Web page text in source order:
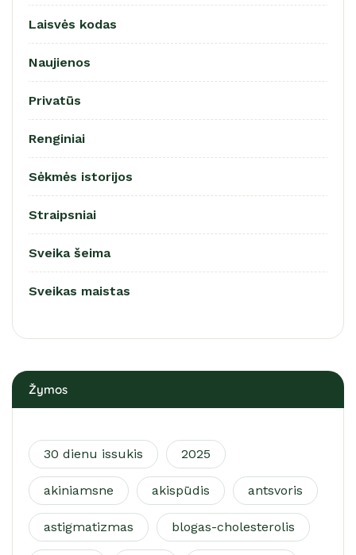
Laisvės kodas
Naujienos
Privatūs
Renginiai
Sėkmės istorijos
Straipsniai
Sveika šeima
Sveikas maistas
Žymos
30 dienu issukis 2025
akiniamsne akispūdis antsvoris
astigmatizmas blogas-cholesterolis